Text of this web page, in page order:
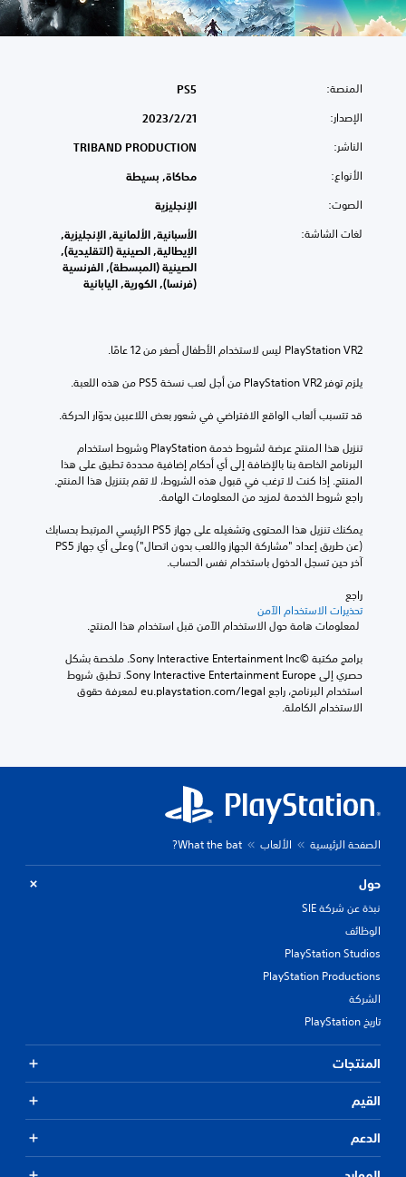
المنصة: PS5
الإصدار: 21‏/2‏/2023
الناشر: TRIBAND PRODUCTION
الأنواع: محاكاة, بسيطة
الصوت: الإنجليزية
لغات الشاشة:
الأسبانية, الألمانية, الإنجليزية,
الإيطالية, الصينية (التقليدية),
الصينية (المبسطة), الفرنسية
(فرنسا), الكورية, اليابانية
يلزم توفر PlayStation VR2 من أجل لعب نسخة PS5 من هذه اللعبة.
قد تتسبب ألعاب الواقع الافتراضي في شعور بعض اللاعبين بدوّار الحركة.
راجع شروط الخدمة لمزيد من المعلومات الهامة.
آخر حين تسجل الدخول باستخدام نفس الحساب.
راجع
تحذيرات الاستخدام الآمن
الاستخدام الكاملة.
الصفحة الرئيسية الألعاب What the bat?
حول
نبذة عن شركة SIE
الوظائف
PlayStation Studios
PlayStation Productions
الشركة
تاريخ PlayStation
المنتجات
القيم
الدعم